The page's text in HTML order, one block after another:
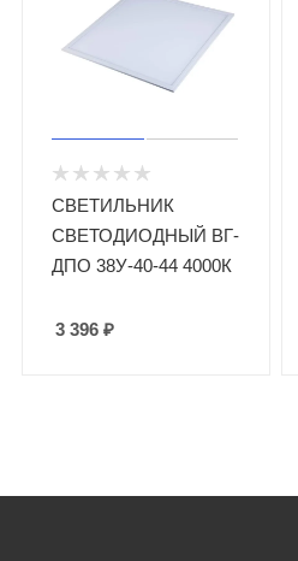
СВЕТИЛЬНИК
СВЕТОДИОДНЫЙ ВГ-
ДПО 38У-40-44 4000К
3 396 ₽